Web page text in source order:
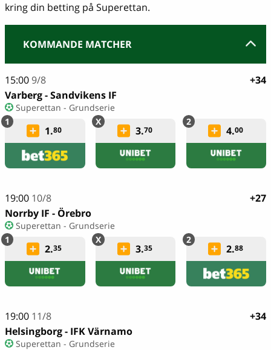
kring din betting på Superettan.
KOMMANDE MATCHER
15:00 9/8
Varberg - Sandvikens IF
Superettan - Grundserie
1.80 3.70 4.00
+34
19:00 10/8
Norrby IF - Örebro
Superettan - Grundserie
2.35 3.35 2.88
+27
19:00 11/8
Helsingborg - IFK Värnamo
Superettan - Grundserie
+34